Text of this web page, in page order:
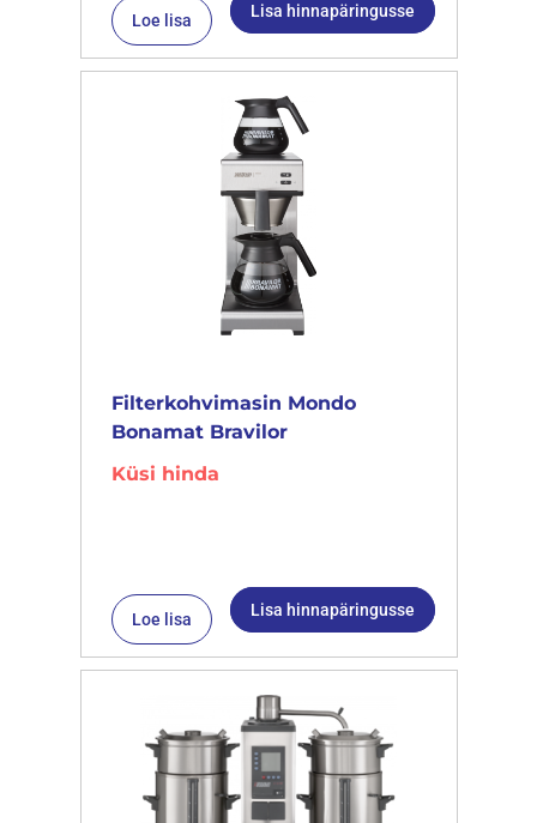
Loe lisa Lisa hinnapäringusse
Filterkohvimasin Mondo
Bonamat Bravilor
Küsi hinda
Loe lisa Lisa hinnapäringusse